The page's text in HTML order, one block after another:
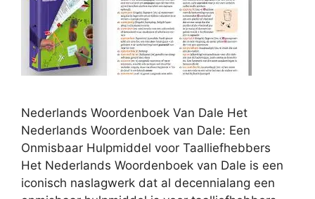
Nederlands Woordenboek Van Dale Het
Nederlands Woordenboek van Dale: Een
Onmisbaar Hulpmiddel voor Taalliefhebbers
Het Nederlands Woordenboek van Dale is een
iconisch naslagwerk dat al decennialang een